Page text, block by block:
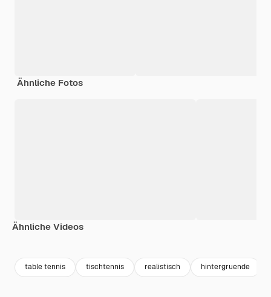
Ähnliche Fotos
Ähnliche Videos
table tennis tischtennis realistisch hintergruende